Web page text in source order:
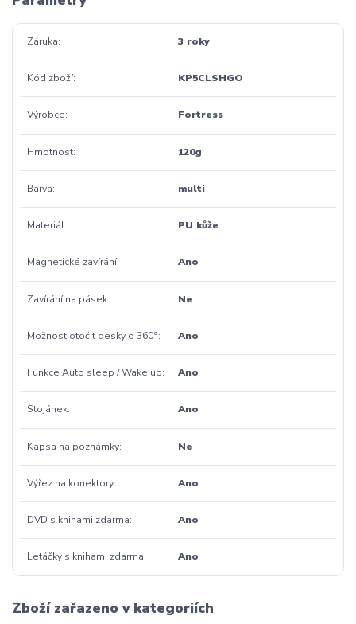
Záruka 3 roky
Kód zboží KP5CLSHGO
Výrobce Fortress
Hmotnost 120g
Barva multi
Materiál PU kůže
Magnetické zavírání Ano
Zavírání na pásek Ne
Možnost otočit desky o 360° Ano
Funkce Auto sleep / Wake up Ano
Stojánek Ano
Kapsa na poznámky Ne
Výřez na konektory Ano
DVD s knihami zdarma Ano
Letáčky s knihami zdarma Ano
Zboží zařazeno v kategoriích